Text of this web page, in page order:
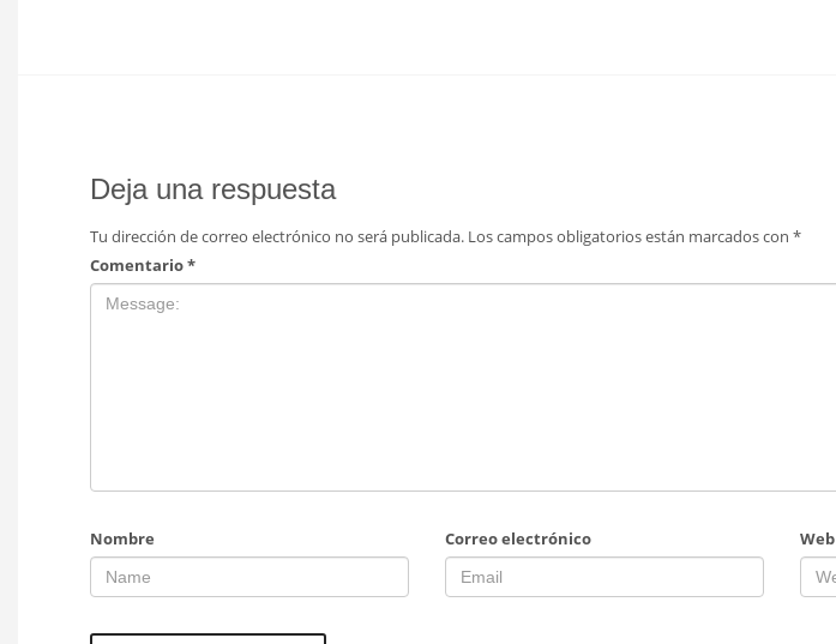
Deja una respuesta
Tu dirección de correo electrónico no será publicada. Los campos obligatorios están marcados con *
Comentario*
Nombre Correo electrónico Web